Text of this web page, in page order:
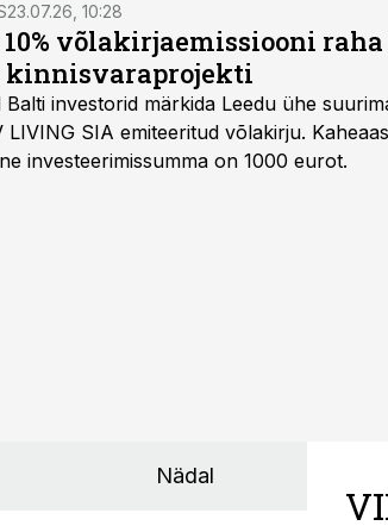
23.07.26, 10:28
10% võlakirjaemissiooni
kinnisvaraprojekti
Balti investorid märkida Leedu ühe
LIVING SIA emiteeritud võlakirju.
investeerimissumma on 1000 eurot.
Nädal